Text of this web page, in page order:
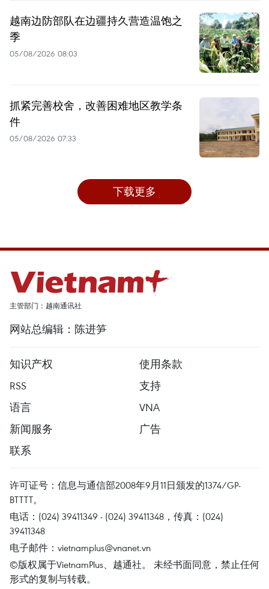
越南边防部队在边疆持久营造温饱之
季
05/08/2026 08:03
抓紧完善校舍，改善困难地区教学条
件
05/08/2026 07:33
下载更多
主管部门：越南通讯社
网站总编辑：陈进笋
知识产权
使用条款
RSS
支持
语言
VNA
新闻服务
广告
联系
许可证号：信息与通信部2008年9月11日颁发的1374/GP-
BTTTT。
电话：(024) 39411349 - (024) 39411348，传真：(024)
39411348
电子邮件： vietnamplus@vnanet.vn
©版权属于VietnamPlus、越通社。 未经书面同意，禁止任何
形式的复制与转载。